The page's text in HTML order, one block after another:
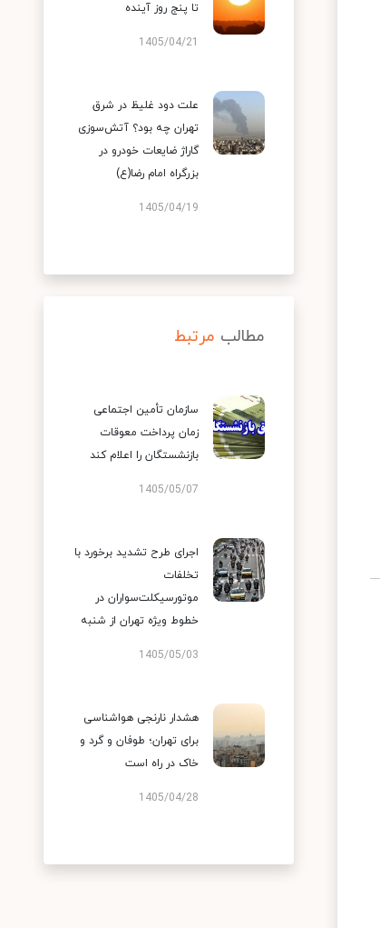
تا پنج روز آینده
1405/04/21
علت دود غلیظ در شرق
تهران چه بود؟ آتش‌سوزی
گاراژ ضایعات خودرو در
بزرگراه امام رضا(ع)
1405/04/19
مطالب مرتبط
سازمان تأمین اجتماعی
زمان پرداخت معوقات
بازنشستگان را اعلام کند
1405/05/07
اجرای طرح تشدید برخورد با
تخلفات
موتورسیکلت‌سواران در
خطوط ویژه تهران از شنبه
1405/05/03
هشدار نارنجی هواشناسی
برای تهران؛ طوفان و گرد و
خاک در راه است
1405/04/28